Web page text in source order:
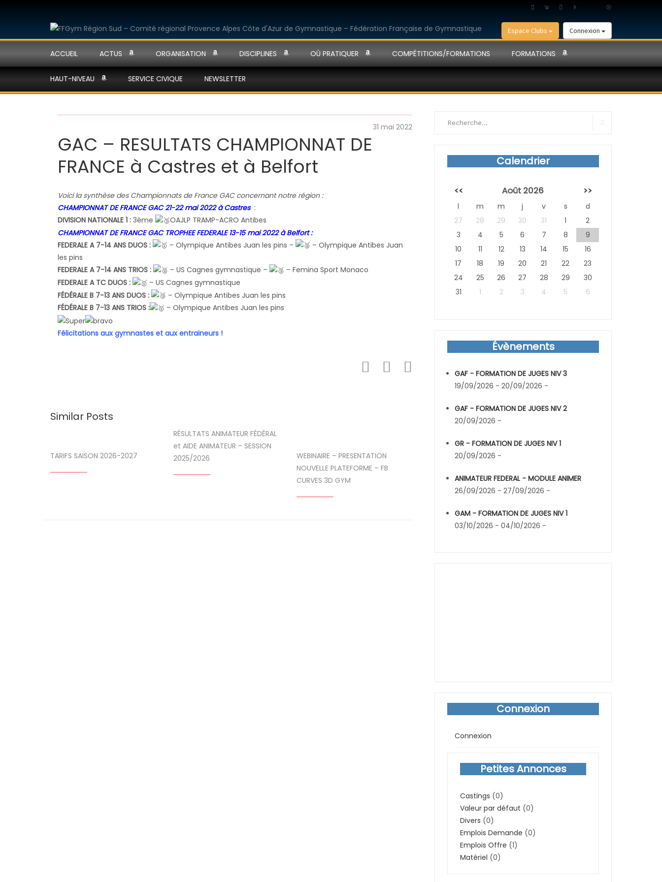
Connexion
Espace Clubs
ACCUEIL ACTUS ORGANISATION DISCIPLINES OÙ PRATIQUER COMPÉTITIONS/FORMATIONS FORMATIONS
HAUT-NIVEAU SERVICE CIVIQUE NEWSLETTER
31 mai 2022
GAC – RESULTATS CHAMPIONNAT DE
FRANCE à Castres et à Belfort
Voici la synthèse des Championnats de France GAC concernant notre région :
CHAMPIONNAT DE FRANCE GAC 21-22 mai 2022 à Castres:
DIVISION NATIONALE 1 : 3ème
OAJLP TRAMP-ACRO Antibes
CHAMPIONNAT DE FRANCE GAC TROPHEE FEDERALE 13-15 mai 2022 à Belfort :
FEDERALE A 7-14 ANS DUOS :
– Olympique Antibes Juan les pins –
– Olympique Antibes Juan
les pins
FEDERALE A 7-14 ANS TRIOS :
– US Cagnes gymnastique –
– Femina Sport Monaco
FEDERALE A TC DUOS :
– US Cagnes gymnastique
FÉDÉRALE B 7-13 ANS DUOS :
– Olympique Antibes Juan les pins
FÉDÉRALE B 7-13 ANS TRIOS :
– Olympique Antibes Juan les pins
Félicitations aux gymnastes et aux entraineurs !
Similar Posts
TARIFS SAISON 2026-2027
RÉSULTATS ANIMATEUR FÉDÉRAL
et AIDE ANIMATEUR – SESSION
2025/2026
WEBINAIRE – PRESENTATION
NOUVELLE PLATEFORME – FB
CURVES 3D GYM
Calendrier
<< Août 2026 >>
l m m j v s
d
27
28 29 30 31 1
2
3
4 5 6 7 8
9
10
11 12 13 14 15
16
17
18 19 20 21 22
23
24
25 26 27 28 29
30
31
1 2 3 4 5 6
Évènements
GAF - FORMATION DE JUGES NIV 3
19/09/2026 - 20/09/2026 -
GAF - FORMATION DE JUGES NIV 2
20/09/2026 -
GR - FORMATION DE JUGES NIV 1
20/09/2026 -
ANIMATEUR FEDERAL - MODULE ANIMER
26/09/2026 - 27/09/2026 -
GAM - FORMATION DE JUGES NIV 1
03/10/2026 - 04/10/2026 -
Connexion
Connexion
Petites Annonces
Castings (0)
Valeur par défaut (0)
Divers (0)
Emplois Demande (0)
Emplois Offre (1)
Matériel (0)